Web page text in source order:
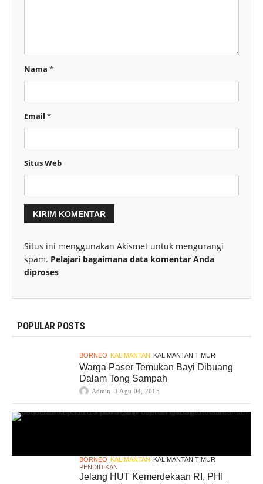
Nama *
Email *
Situs Web
Situs ini menggunakan Akismet untuk mengurangi
spam. Pelajari bagaimana data komentar Anda
diproses
POPULAR POSTS
BORNEO KALIMANTAN KALIMANTAN TIMUR
Warga Paser Temukan Bayi Dibuang
Dalam Tong Sampah
Admin Agu 04, 2015
BORNEO KALIMANTAN
KALIMANTAN TIMUR
PENDIDIKAN
Jelang HUT Kemerdekaan RI, PHI